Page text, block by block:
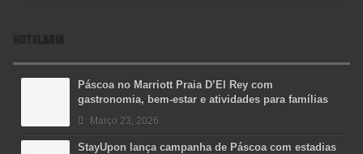
HOTELARIA
Páscoa no Marriott Praia D’El Rey com
gastronomia, bem-estar e atividades para famílias
Março 23, 2026
StayUpon lança campanha de Páscoa com estadias